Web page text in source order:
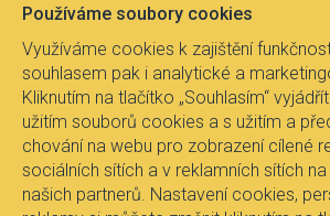
Používáme soubory cookies
Využíváme cookies k zajištění
souhlasem pak i analytické a
Kliknutím na tlačítko „Souhlasím“
užitím souborů cookies a s užitím a
chování na webu pro zobrazení cílené
sociálních sítích a v reklamních sítích
našich partnerů. Nastavení cookies,